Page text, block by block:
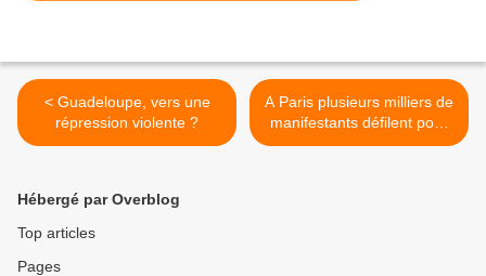
< Guadeloupe, vers une
répression violente ?
A Paris plusieurs milliers de
manifestants défilent pour
la Guadeloupe «qui nous
Hébergé par Overblog
Top articles
Pages